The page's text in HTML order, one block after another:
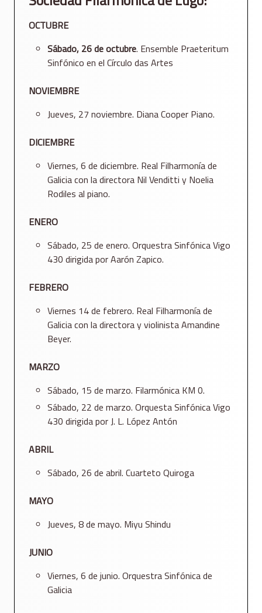
OCTUBRE
Sábado, 26 de octubre. Ensemble Praeteritum
Sinfónico en el Círculo das Artes
NOVIEMBRE
Jueves, 27 noviembre. Diana Cooper Piano.
DICIEMBRE
Viernes, 6 de diciembre. Real Filharmonía de
Galicia con la directora Nil Venditti y Noelia
Rodiles al piano.
ENERO
Sábado, 25 de enero. Orquestra Sinfónica Vigo
430 dirigida por Aarón Zapico.
FEBRERO
Viernes 14 de febrero. Real Filharmonía de
Galicia con la directora y violinista Amandine
Beyer.
MARZO
Sábado, 15 de marzo. Filarmónica KM 0.
Sábado, 22 de marzo. Orquesta Sinfónica Vigo
430 dirigida por J. L. López Antón
ABRIL
Sábado, 26 de abril. Cuarteto Quiroga
MAYO
Jueves, 8 de mayo. Miyu Shindu
JUNIO
Viernes, 6 de junio. Orquestra Sinfónica de
Galicia